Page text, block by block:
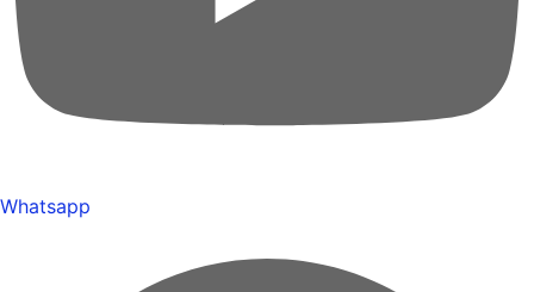
Whatsapp